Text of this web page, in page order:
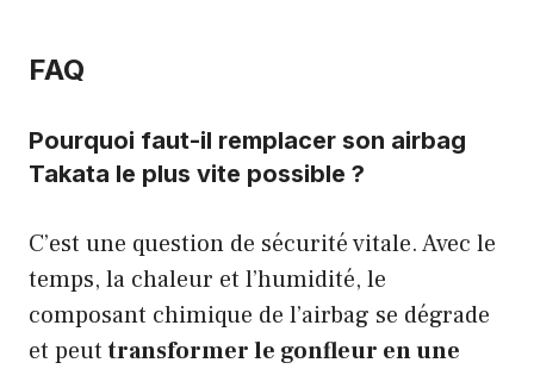
FAQ
Pourquoi faut-il remplacer son airbag
Takata le plus vite possible ?
C’est une question de sécurité vitale. Avec le
temps, la chaleur et l’humidité, le
composant chimique de l’airbag se dégrade
et peuttransformer le gonfleur en une